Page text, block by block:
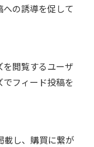
の誘導を促して
閲覧するユーザ
フィード投稿を
載し、購買に繋が